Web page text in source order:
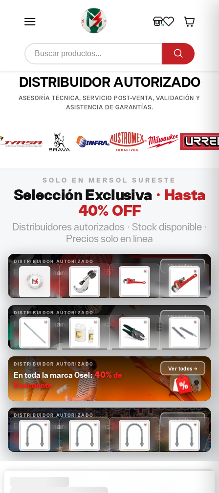
DISTRIBUIDOR AUTORIZADO
ASESORÍA TÉCNICA, SERVICIO POST-VENTA, VALIDACIÓN Y
ASISTENCIA DE GARANTÍAS.
SOLO EN MERSOL SURESTE
Selección Exclusiva · Hasta
40% OFF
Distribuidores autorizados · Stock disponible ·
Precios solo en línea
DISTRIBUIDOR AUTORIZADO
En toda la marca Ridgid: 25%
Descuento
Ver todos →
$1,261 $817 $878 $985
DISTRIBUIDOR AUTORIZADO
En toda la marca Greenlee: 30%
Descuento
Ver todos →
$10,416 $2,888 $1,752 $1,459
DISTRIBUIDOR AUTORIZADO
En toda la marca Osel:40%de
Descuento
Ver todos →
DISTRIBUIDOR AUTORIZADO
En toda la marca Appleton:30%de
Descuento
Ver todos →
$18 $24 $21 $38